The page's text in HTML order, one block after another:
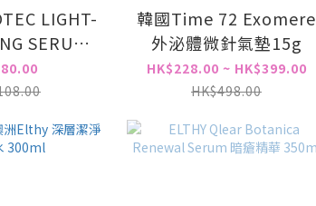
LIGHT-
SERUM
LINE-
SERUM
韓國Time 72 Exomere
外泌體微針氣墊15g
HK$228.00 ~ HK$399.00
HK$498.00